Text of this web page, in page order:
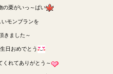
の栗がいっ～ぱい
モンブランを
きました～
日おめでとう
くれてありがとう～